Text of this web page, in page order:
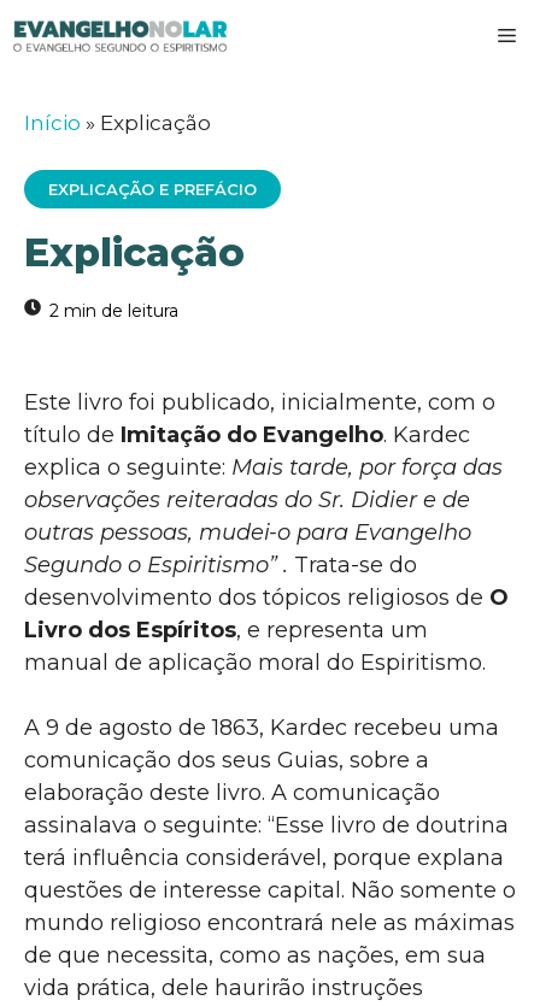
para
Início » Explicação
EXPLICAÇÃO E PREFÁCIO
Explicação
Este livro foi publicado, inicialmente, com o
título de Imitação do Evangelho. Kardec
explica o seguinte: Mais tarde, por força das
observações reiteradas do Sr. Didier e de
outras pessoas, mudei-o para Evangelho
Segundo o Espiritismo” . Trata-se do
desenvolvimento dos tópicos religiosos de O
Livro dos Espíritos, e representa um
manual de aplicação moral do Espiritismo.
A 9 de agosto de 1863, Kardec recebeu uma
comunicação dos seus Guias, sobre a
elaboração deste livro. A comunicação
assinalava o seguinte: “Esse livro de doutrina
terá influência considerável, porque explana
questões de interesse capital. Não somente o
mundo religioso encontrará nele as máximas
de que necessita, como as nações, em sua
vida prática, dele haurirão instruções